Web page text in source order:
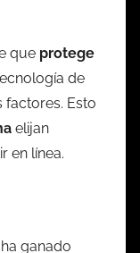
que protege
de
Esto
elijan
en línea.
ganado